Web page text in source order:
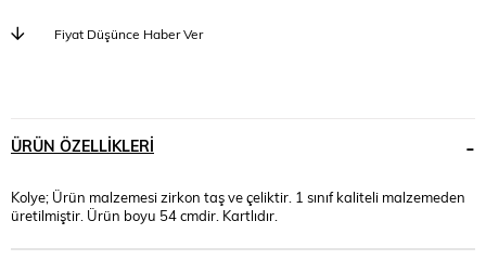
Fiyat Düşünce Haber Ver
ÜRÜN ÖZELLIKLERI
Kolye; Ürün malzemesi zirkon taş ve çeliktir. 1 sınıf kaliteli malzemeden
üretilmiştir. Ürün boyu 54 cmdir. Kartlıdır.